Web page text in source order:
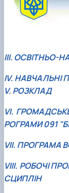
IІІ. ОСВІТНЬО-
ІV. НАВЧАЛЬНІ
V. РОЗКЛАД
VI.
РОГРАМИ 091
VІI. ПРОГРАМА
VIІI. РОБОЧІ
СЦИПЛІН